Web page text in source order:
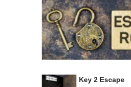
Key 2 Escape